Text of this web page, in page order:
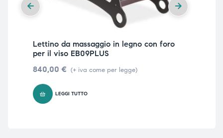
Lettino da massaggio in legno con foro
per il viso EB09PLUS
840,00 € (+ iva come per legge)
LEGGI TUTTO